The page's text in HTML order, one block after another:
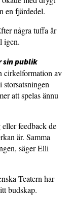
en fjärdedel.
några tuffa år
igen.
sin publik
cirkelformation av
att spelas ännu
feedback de
är. Samma
säger Elli
Teatern har
budskap.